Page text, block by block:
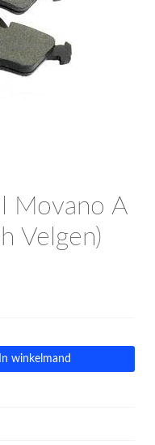
Movano A
Velgen)
In winkelmand